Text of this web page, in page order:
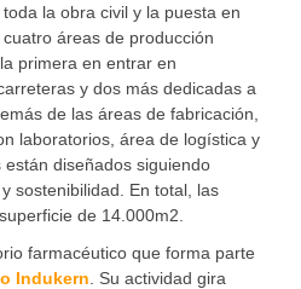
la obra civil y la puesta en
áreas de producción
primera en entrar en
y dos más dedicadas a
de las áreas de fabricación,
laboratorios, área de logística y
diseñados siguiendo
sostenibilidad. En total, las
de 14.000m2.
farmacéutico que forma parte
Indukern . Su actividad gira